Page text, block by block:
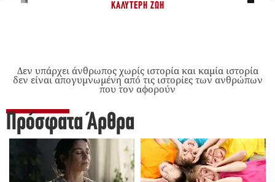
ΚΑΛΎΤΕΡΗ ΖΩΉ
Δεν υπάρχει άνθρωπος χωρίς ιστορία και καμία ιστορία
δεν είναι απογυμνωμένη από τις ιστορίες των ανθρώπων
που τον αφορούν
Πρόσφατα Άρθρα